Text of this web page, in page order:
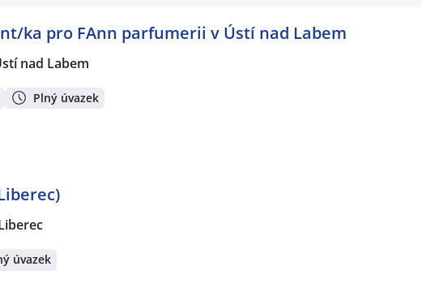
ka pro FAnn parfumerii v Ústí nad Labem
nad Labem
Plný úvazek
úvazek